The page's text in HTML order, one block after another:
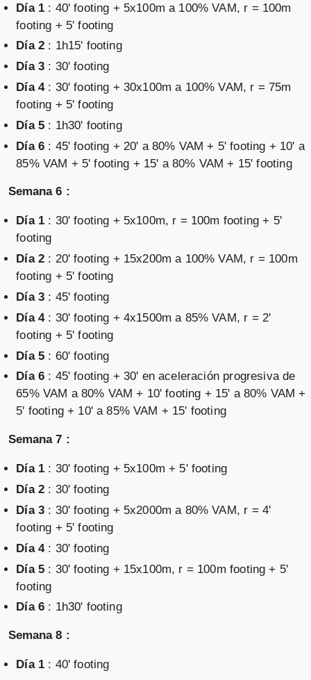
Día 1 : 40' footing + 5x100m a 100% VAM, r = 100m
footing + 5' footing
Día 2 : 1h15' footing
Día 3 : 30' footing
Día 4: 30' footing + 30x100m a 100% VAM, r = 75m
footing + 5' footing
Día 5 : 1h30' footing
Día 6 : 45' footing + 20' a 80% VAM + 5' footing + 10' a
85% VAM + 5' footing + 15' a 80% VAM + 15' footing
Semana 6 :
Día 1 : 30' footing + 5x100m, r = 100m footing + 5'
footing
Día 2 : 20' footing + 15x200m a 100% VAM, r = 100m
footing + 5' footing
Día 3 : 45' footing
Día 4: 30' footing + 4x1500m a 85% VAM, r = 2'
footing + 5' footing
Día 5 : 60' footing
Día 6 : 45' footing + 30' en aceleración progresiva de
65% VAM a 80% VAM + 10' footing + 15' a 80% VAM +
5' footing + 10' a 85% VAM + 15' footing
Semana 7 :
Día 1 : 30' footing + 5x100m + 5' footing
Día 2 : 30' footing
Día 3 : 30' footing + 5x2000m a 80% VAM, r = 4'
footing + 5' footing
Día 4: 30' footing
Día 5 : 30' footing + 15x100m, r = 100m footing + 5'
footing
Día 6 : 1h30' footing
Semana 8 :
Día 1 : 40' footing